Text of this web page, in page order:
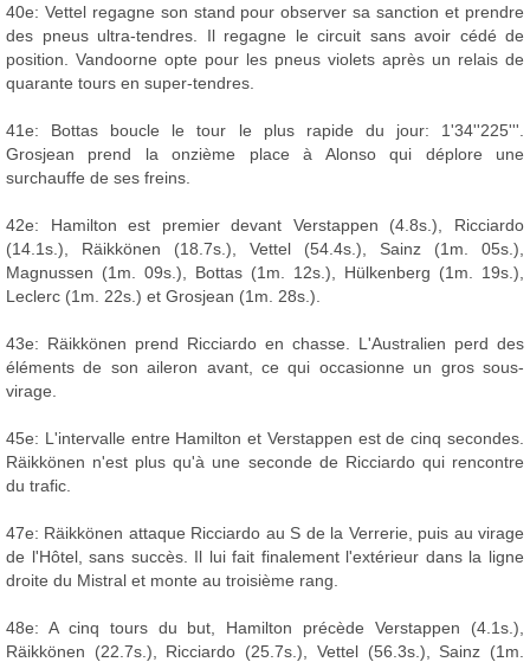
40e: Vettel regagne son stand pour observer sa sanction et prendre
des pneus ultra-tendres. Il regagne le circuit sans avoir cédé de
position. Vandoorne opte pour les pneus violets après un relais de
quarante tours en super-tendres.
41e: Bottas boucle le tour le plus rapide du jour: 1'34''225'''.
Grosjean prend la onzième place à Alonso qui déplore une
surchauffe de ses freins.
42e: Hamilton est premier devant Verstappen (4.8s.), Ricciardo
(14.1s.), Räikkönen (18.7s.), Vettel (54.4s.), Sainz (1m. 05s.),
Magnussen (1m. 09s.), Bottas (1m. 12s.), Hülkenberg (1m. 19s.),
Leclerc (1m. 22s.) et Grosjean (1m. 28s.).
43e: Räikkönen prend Ricciardo en chasse. L'Australien perd des
éléments de son aileron avant, ce qui occasionne un gros sous-
virage.
45e: L'intervalle entre Hamilton et Verstappen est de cinq secondes.
Räikkönen n'est plus qu'à une seconde de Ricciardo qui rencontre
du trafic.
47e: Räikkönen attaque Ricciardo au S de la Verrerie, puis au virage
de l'Hôtel, sans succès. Il lui fait finalement l'extérieur dans la ligne
droite du Mistral et monte au troisième rang.
48e: A cinq tours du but, Hamilton précède Verstappen (4.1s.),
Räikkönen (22.7s.), Ricciardo (25.7s.), Vettel (56.3s.), Sainz (1m.